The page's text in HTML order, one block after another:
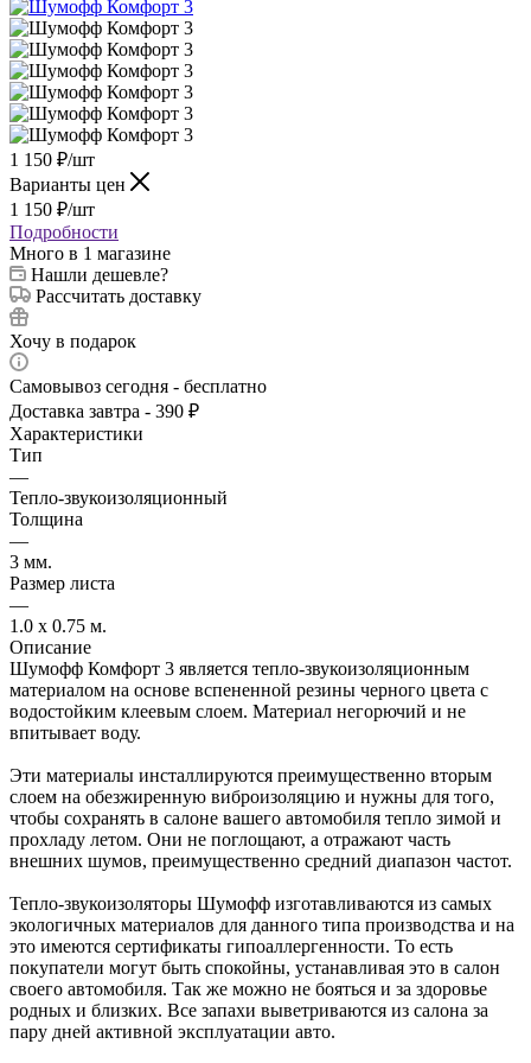
1 150 ₽/шт
Варианты цен
1 150 ₽/шт
Подробности
Много в 1 магазине
Нашли дешевле?
Рассчитать доставку
Хочу в подарок
Самовывоз сегодня - бесплатно
Доставка завтра - 390 ₽
Характеристики
Тип
—
Тепло-звукоизоляционный
Толщина
—
3 мм.
Размер листа
—
1.0 x 0.75 м.
Описание
Шумофф Комфорт 3 является тепло-звукоизоляционным
материалом на основе вспененной резины черного цвета с
водостойким клеевым слоем. Материал негорючий и не
впитывает воду.
Эти материалы инсталлируются преимущественно вторым
слоем на обезжиренную виброизоляцию и нужны для того,
чтобы сохранять в салоне вашего автомобиля тепло зимой и
прохладу летом. Они не поглощают, а отражают часть
внешних шумов, преимущественно средний диапазон частот.
Тепло-звукоизоляторы Шумофф изготавливаются из самых
экологичных материалов для данного типа производства и на
это имеются сертификаты гипоаллергенности. То есть
покупатели могут быть спокойны, устанавливая это в салон
своего автомобиля. Так же можно не бояться и за здоровье
родных и близких. Все запахи выветриваются из салона за
пару дней активной эксплуатации авто.